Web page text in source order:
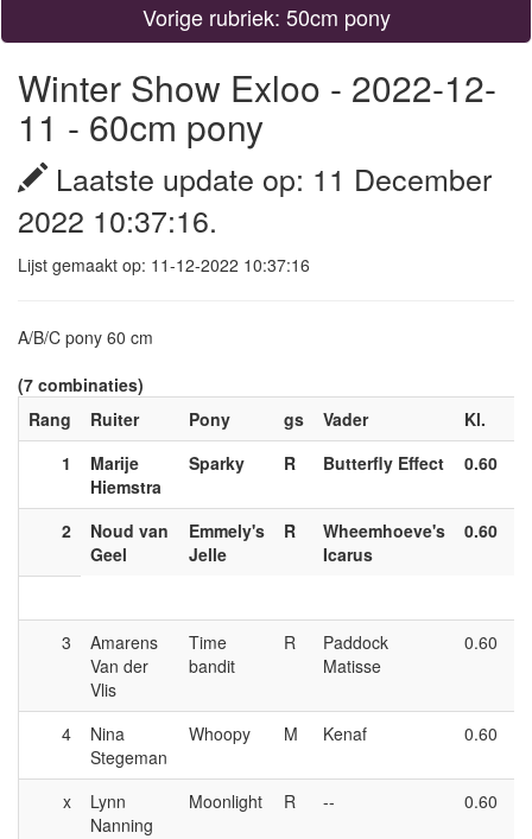
Vorige rubriek: 50cm pony
Winter Show Exloo - 2022-12-
11 - 60cm pony
Laatste update op: 11 December
2022 10:37:16.
Lijst gemaakt op: 11-12-2022 10:37:16
A/B/C pony 60 cm
(7 combinaties)
Rang
Ruiter Pony gs Vader Kl.
1
Marije
Hiemstra
Sparky R Butterfly Effect 0.60
2
Noud van
Geel
Emmely's
Jelle
R
Wheemhoeve's
Icarus
0.60
3
Amarens
Van der
Vlis
Time
bandit
R
Paddock
Matisse
0.60
4
Nina
Stegeman
Whoopy M Kenaf 0.60
x
Lynn
Nanning
Moonlight R -- 0.60